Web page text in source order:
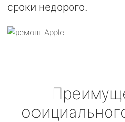
сроки недорого.